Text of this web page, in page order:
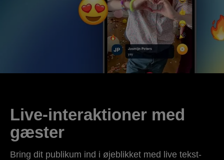
Live-interaktioner med
gæster
Bring dit publikum ind i øjeblikket med live tekst-